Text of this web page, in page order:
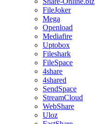
FileJoker
Mega
Openload
Mediafire
Uptobox
Fileshark
FileSpace
4share
4shared
SendSpace
StreamCloud
WebShare
Uloz